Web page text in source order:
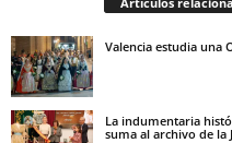
Valencia estudia una
La indumentaria
suma al archivo de la